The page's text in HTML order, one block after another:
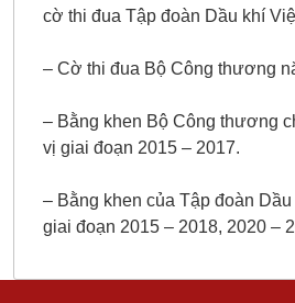
cờ thi đua Tập đoàn Dầu khí
– Cờ thi đua Bộ Công thương
– Bằng khen Bộ Công thương
vị giai đoạn 2015 – 2017.
– Bằng khen của Tập đoàn
giai đoạn 2015 – 2018, 2020 –